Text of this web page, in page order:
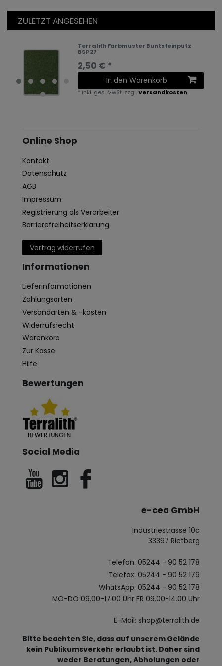
ZULETZT ANGESEHEN
Terralith Farbmuster Buntsteinputz
BSP27
2,50 € *
In den Warenkorb
* inkl. ges. MwSt. zzgl.Versandkosten
Online Shop
Kontakt
Datenschutz
AGB
Impressum
Registrierung als Verarbeiter
Barrierefreiheitserklärung
Vertrag widerrufen
Informationen
Lieferinformationen
Zahlungsarten
Versandarten & -kosten
Widerrufsrecht
Warenkorb
Zur Kasse
Hilfe
Bewertungen
Social Media
e-cea GmbH
Industriestrasse 10c
33397 Rietberg
Telefon: 05244 - 90 52 178
Telefax: 05244 - 90 52 179
WhatsApp: 05244 - 90 52 178
MO-DO 09.00-17.00 Uhr FR 09.00-14.00 Uhr
E-Mail: shop@terralith.de
Bitte beachten Sie, dass auf unserem Gelände
kein Publikumsverkehr erlaubt ist. Daher sind
weder Beratungen, Abholungen oder